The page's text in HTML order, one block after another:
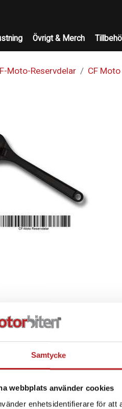
Samtycke
webbplats använder cookies
enhetsidentifierare för att
Övrigt & Merch
Moto-Reservdelar CF